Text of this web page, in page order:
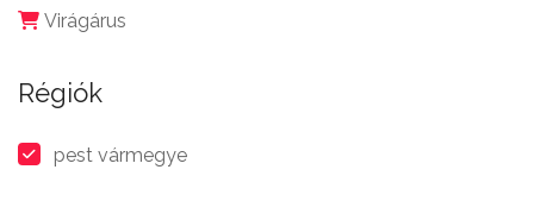
Virágárus
Régiók
pest vármegye